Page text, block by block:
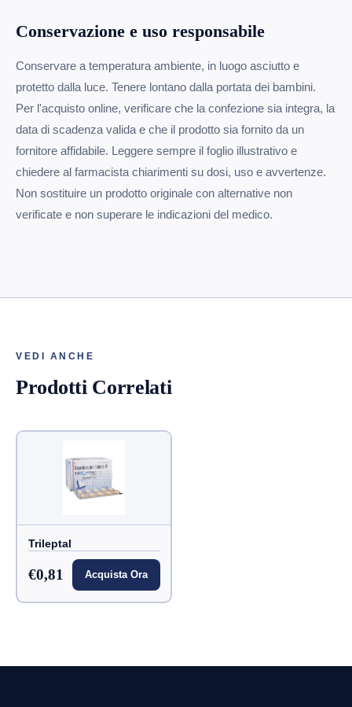
Conservazione e uso responsabile
Conservare a temperatura ambiente, in luogo asciutto e
protetto dalla luce. Tenere lontano dalla portata dei bambini.
Per l'acquisto online, verificare che la confezione sia integra, la
data di scadenza valida e che il prodotto sia fornito da un
fornitore affidabile. Leggere sempre il foglio illustrativo e
chiedere al farmacista chiarimenti su dosi, uso e avvertenze.
Non sostituire un prodotto originale con alternative non
verificate e non superare le indicazioni del medico.
VEDI ANCHE
Prodotti Correlati
Trileptal
€0,81 Acquista Ora